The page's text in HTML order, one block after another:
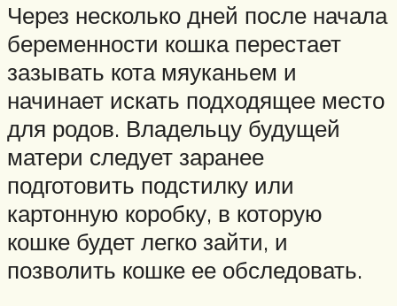
Через несколько дней после начала
беременности кошка перестает
зазывать кота мяуканьем и
начинает искать подходящее место
для родов. Владельцу будущей
матери следует заранее
подготовить подстилку или
картонную коробку, в которую
кошке будет легко зайти, и
позволить кошке ее обследовать.